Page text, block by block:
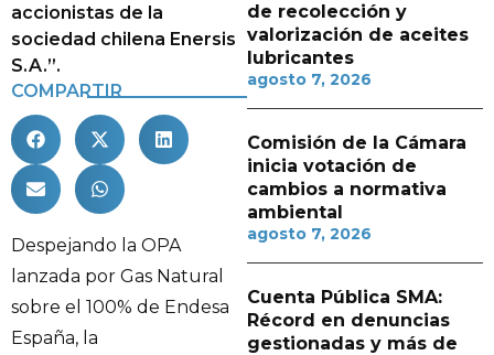
accionistas de la
sociedad chilena Enersis
S.A.”.
COMPARTIR
Despejando la OPA
lanzada por Gas Natural
sobre el 100% de Endesa
España, la
de recolección y
valorización de aceites
lubricantes
agosto 7, 2026
Comisión de la Cámara
inicia votación de
cambios a normativa
ambiental
agosto 7, 2026
Cuenta Pública SMA:
Récord en denuncias
gestionadas y más de